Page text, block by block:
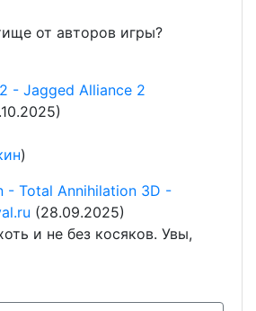
от авторов игры?
- Jagged Alliance 2
)
- Total Annihilation 3D -
(28.09.2025)
и не без косяков. Увы,